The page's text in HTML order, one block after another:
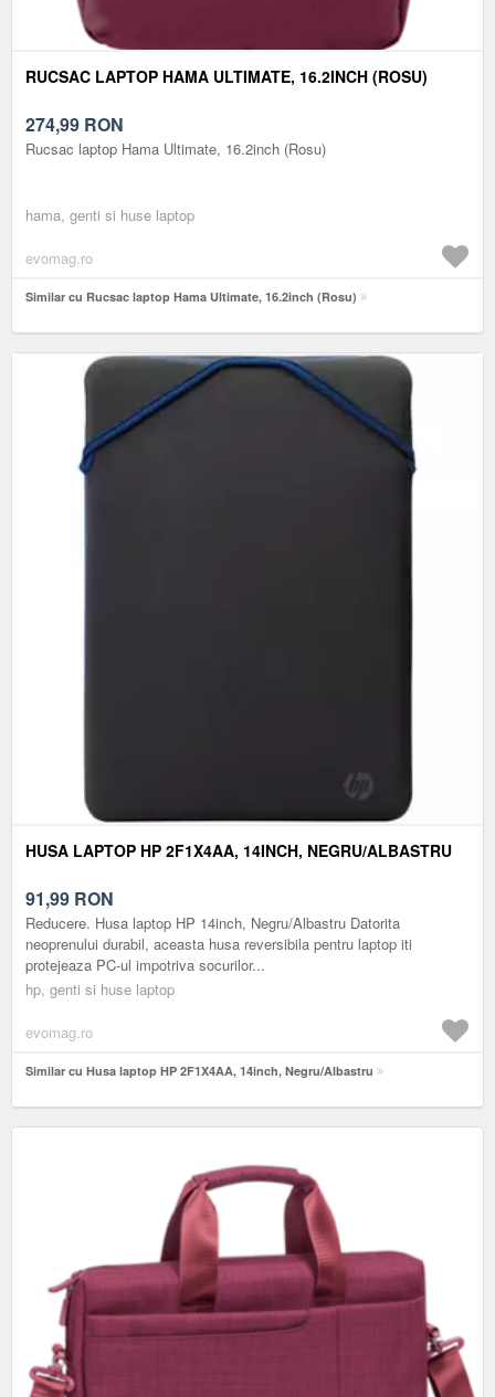
RUCSAC LAPTOP HAMA ULTIMATE, 16.2INCH (ROSU)
274,99 RON
Rucsac laptop Hama Ultimate, 16.2inch (Rosu)
hama, genti si huse laptop
evomag.ro
Similar cu Rucsac laptop Hama Ultimate, 16.2inch (Rosu)
HUSA LAPTOP HP 2F1X4AA, 14INCH, NEGRU/ALBASTRU
91,99 RON
Reducere. Husa laptop HP 14inch, Negru/Albastru Datorita
neoprenului durabil, aceasta husa reversibila pentru laptop iti
protejeaza PC-ul impotriva socurilor...
hp, genti si huse laptop
evomag.ro
Similar cu Husa laptop HP 2F1X4AA, 14inch, Negru/Albastru